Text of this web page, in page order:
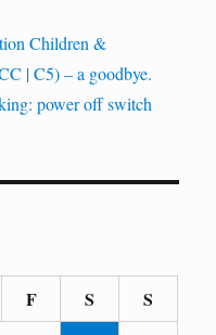
Children &
| C5) – a goodbye.
power off switch
F S
S